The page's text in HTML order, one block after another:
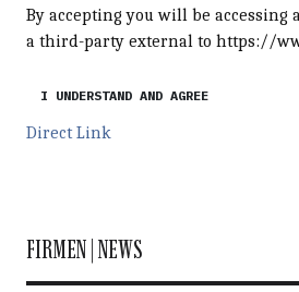
By accepting you will be accessing
a third-party external to https://
I UNDERSTAND AND AGREE
Direct Link
FIRMEN | NEWS